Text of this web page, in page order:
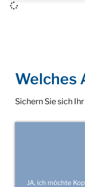
Welches
Sichern Sie sich
JA, ich möchte